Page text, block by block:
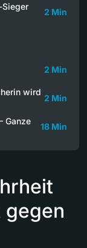
Sieger
2 Min
2 Min
wird
2 Min
Ganze
18 Min